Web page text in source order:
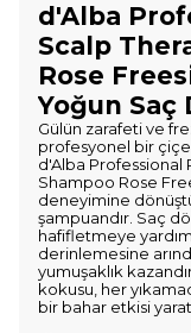
d'Alba
Scalp
Rose
Yoğun Saç
Gülün zarafeti ve
profesyonel bir
d'Alba Professional
Shampoo Rose
deneyimine
şampuandır. Saç
hafifletmeye
derinlemesine
yumuşaklık
kokusu, her
bir bahar etkisi